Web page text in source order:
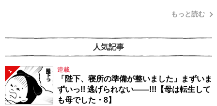
もっと読む
人気記事
1 連載
「陛下、寝所の準備が整いました」まずいま
ずいっ!! 逃げられない――!!!【母は転生して
も母でした・8】